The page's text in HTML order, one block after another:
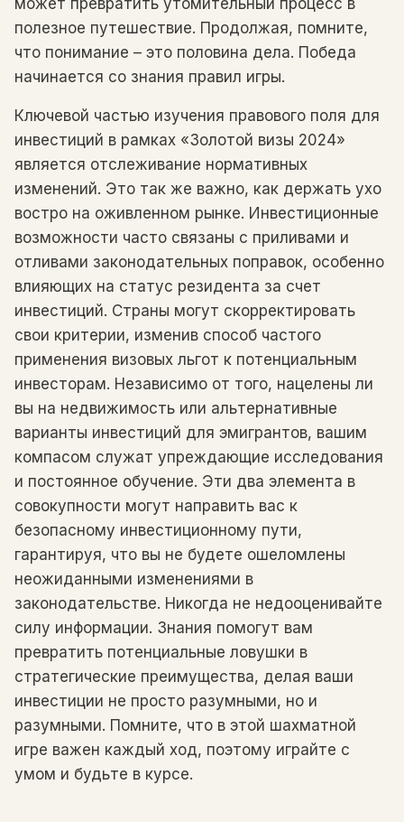
может превратить утомительный процесс в
полезное путешествие. Продолжая, помните,
что понимание – это половина дела. Победа
начинается со знания правил игры.
Ключевой частью изучения правового поля для
инвестиций в рамках «Золотой визы 2024»
является отслеживание нормативных
изменений. Это так же важно, как держать ухо
востро на оживленном рынке. Инвестиционные
возможности часто связаны с приливами и
отливами законодательных поправок, особенно
влияющих на статус резидента за счет
инвестиций. Страны могут скорректировать
свои критерии, изменив способ частого
применения визовых льгот к потенциальным
инвесторам. Независимо от того, нацелены ли
вы на недвижимость или альтернативные
варианты инвестиций для эмигрантов, вашим
компасом служат упреждающие исследования
и постоянное обучение. Эти два элемента в
совокупности могут направить вас к
безопасному инвестиционному пути,
гарантируя, что вы не будете ошеломлены
неожиданными изменениями в
законодательстве. Никогда не недооценивайте
силу информации. Знания помогут вам
превратить потенциальные ловушки в
стратегические преимущества, делая ваши
инвестиции не просто разумными, но и
разумными. Помните, что в этой шахматной
игре важен каждый ход, поэтому играйте с
умом и будьте в курсе.